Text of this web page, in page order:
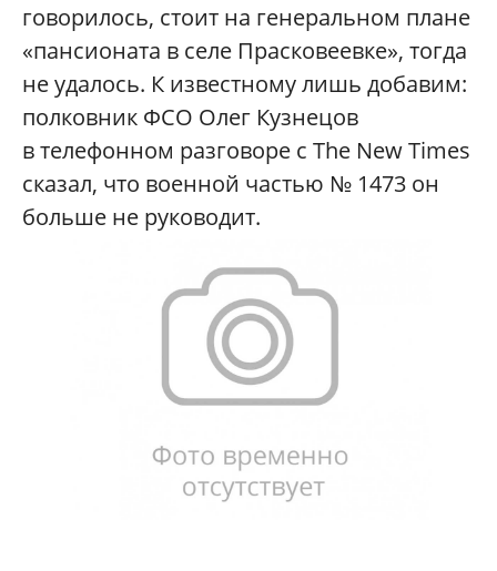
говорилось, стоит на генеральном плане
«пансионата в селе Прасковеевке», тогда
не удалось. К известному лишь добавим:
полковник ФСО Олег Кузнецов
в телефонном разговоре с The New Times
сказал, что военной частью № 1473 он
больше не руководит.